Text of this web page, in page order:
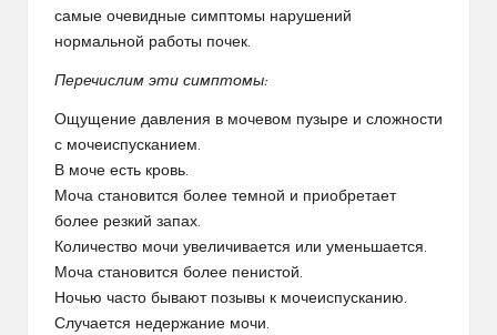
самые очевидные симптомы нарушений
нормальной работы почек.
Перечислим эти симптомы:
Ощущение давления в мочевом пузыре и сложности
с мочеиспусканием.
В моче есть кровь.
Моча становится более темной и приобретает
более резкий запах.
Количество мочи увеличивается или уменьшается.
Моча становится более пенистой.
Ночью часто бывают позывы к мочеиспусканию.
Случается недержание мочи.